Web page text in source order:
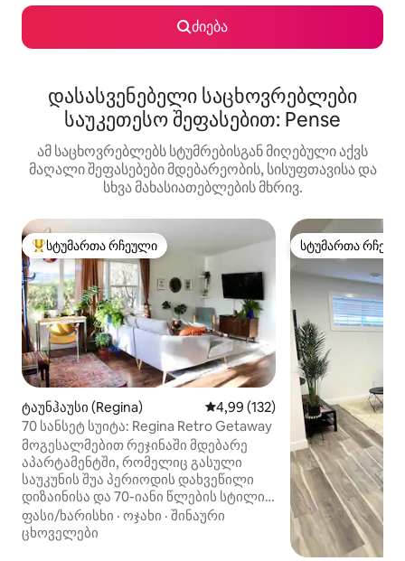
ძიება
დასასვენებელი საცხოვრებლები
საუკეთესო შეფასებით: Pense
ამ საცხოვრებლებს სტუმრებისგან მიღებული აქვს
მაღალი შეფასებები მდებარეობის, სისუფთავისა და
სხვა მახასიათებლების მხრივ.
სტუმართა რჩეული მოწინავე ვარიანტი
სტუმართა რჩეული
ტაუნჰაუსი (Regina) საშუალო შეფასებაა 5‑დან
4,99 (132)
70 სანსეტ სუიტა: Regina Retro Getaway
მოგესალმებით რეჯინაში მდებარე
აპარტამენტში, რომელიც გასული
საუკუნის შუა პერიოდის დახვეწილი
დიზაინისა და 70-იანი წლების სტილის
ერთგვარი ნაზავია — აქ ყველაფერი
სავსეა ნოსტალგიით და სიმწვანით!
ფასი/ხარისხი · ოჯახი · შინაური
ცხოველები
სტუმართა
სტუმართა